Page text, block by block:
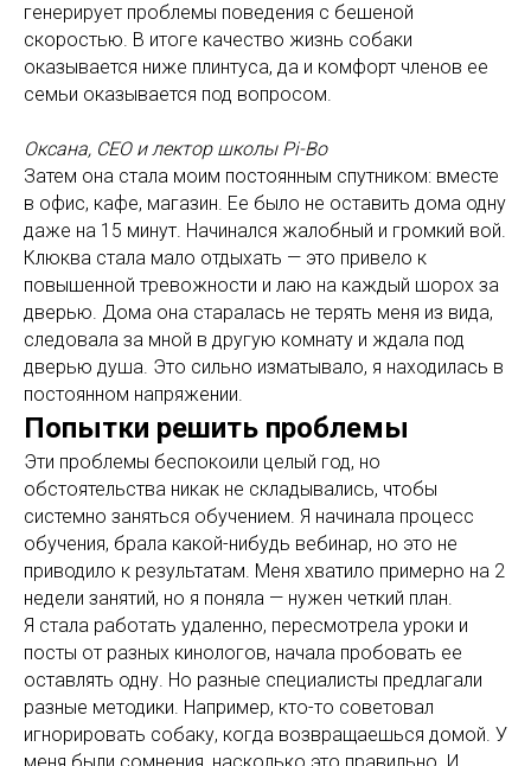
генерирует проблемы поведения с бешеной
скоростью. В итоге качество жизнь собаки
оказывается ниже плинтуса, да и комфорт членов ее
семьи оказывается под вопросом.
Оксана, CEO и лектор школы Pi-Bo
Затем она стала моим постоянным спутником: вместе
в офис, кафе, магазин. Ее было не оставить дома одну
даже на 15 минут. Начинался жалобный и громкий вой.
Клюква стала мало отдыхать — это привело к
повышенной тревожности и лаю на каждый шорох за
дверью. Дома она старалась не терять меня из вида,
следовала за мной в другую комнату и ждала под
дверью душа. Это сильно изматывало, я находилась в
постоянном напряжении.
Попытки решить проблемы
Эти проблемы беспокоили целый год, но
обстоятельства никак не складывались, чтобы
системно заняться обучением. Я начинала процесс
обучения, брала какой-нибудь вебинар, но это не
приводило к результатам. Меня хватило примерно на 2
недели занятий, но я поняла — нужен четкий план.
Я стала работать удаленно, пересмотрела уроки и
посты от разных кинологов, начала пробовать ее
оставлять одну. Но разные специалисты предлагали
разные методики. Например, кто-то советовал
игнорировать собаку, когда возвращаешься домой. У